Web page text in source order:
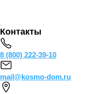
Контакты
8 (800) 222-39-10
mail@kosmo-dom.ru